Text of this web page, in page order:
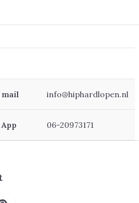
mail info@hiphardlopen.nl
06-20973171